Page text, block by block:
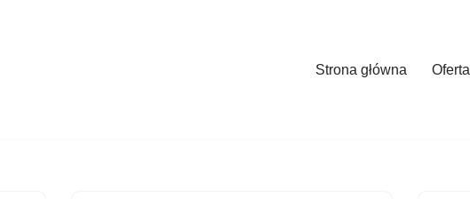
Strona główna Oferta